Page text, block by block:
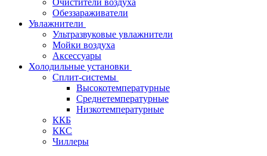
Очистители воздуха
Обеззараживатели
Увлажнители
Ультразвуковые увлажнители
Мойки воздуха
Аксессуары
Холодильные установки
Сплит-системы
Высокотемпературные
Среднетемпературные
Низкотемпературные
ККБ
ККС
Чиллеры